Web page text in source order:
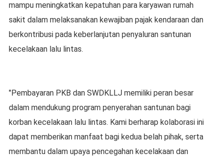
mampu meningkatkan kepatuhan para karyawan rumah
sakit dalam melaksanakan kewajiban pajak kendaraan dan
berkontribusi pada keberlanjutan penyaluran santunan
kecelakaan lalu lintas.
"Pembayaran PKB dan SWDKLLJ memiliki peran besar
dalam mendukung program penyerahan santunan bagi
korban kecelakaan lalu lintas. Kami berharap kolaborasi ini
dapat memberikan manfaat bagi kedua belah pihak, serta
membantu dalam upaya pencegahan kecelakaan dan